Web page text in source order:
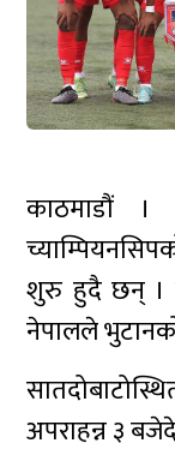
काठमाडौं ।
शुरु हुदै छन् ।
नेपालले
अपराहन्न ३